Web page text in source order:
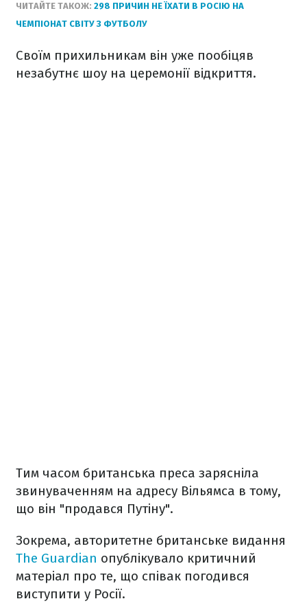
ЧИТАЙТЕ ТАКОЖ: 298 ПРИЧИН НЕ ЇХАТИ В РОСІЮ НА
ЧЕМПІОНАТ СВІТУ З ФУТБОЛУ
Своїм прихильникам він уже пообіцяв
незабутнє шоу на церемонії відкриття.
Тим часом британська преса зарясніла
звинуваченням на адресу Вільямса в тому,
що він "продався Путіну".
Зокрема, авторитетне британське видання
The Guardian опублікувало критичний
матеріал про те, що співак погодився
виступити у Росії.